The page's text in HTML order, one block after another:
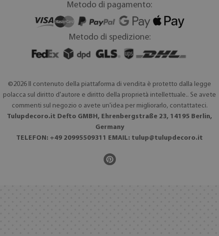
Metodo di pagamento:
Metodo di spedizione:
©2026 Il contenuto della piattaforma di vendita è protetto dalla legge
polacca sul diritto d'autore e diritto della proprietà intellettuale.. Se avete
commenti sul negozio o avete un'idea per migliorarlo, contattateci.
Tulupdecoro.it Defto GMBH, Ehrenbergstraße 23, 14195 Berlin,
Germany
TELEFON: +49 20995509311 EMAIL: tulup@tulupdecoro.it